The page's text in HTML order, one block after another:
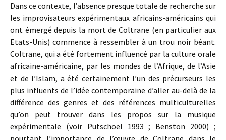
Dans ce contexte, l’absence presque totale de recherche sur
les improvisateurs expérimentaux africains-américains qui
ont émergé depuis la mort de Coltrane (en particulier aux
Etats-Unis) commence à ressembler à un trou noir béant.
Coltrane, qui a été fortement influencé par la culture orale
africaine-américaine, par les mondes de l’Afrique, de l’Asie
et de l’Islam, a été certainement l’un des précurseurs les
plus influents de l’idée contemporaine d’aller au-delà de la
différence des genres et des références multiculturelles
qu’on peut trouver dans les propos sur la musique
expérimentale (voir Putschoel 1993 ; Benston 2000) ;